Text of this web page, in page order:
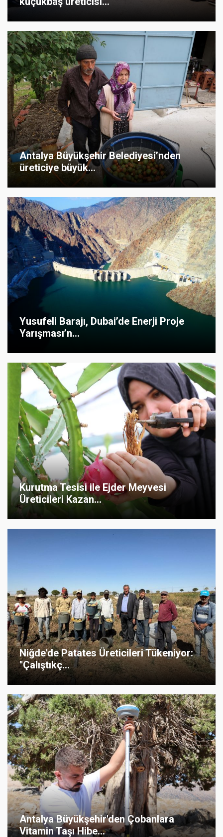
Antalya Büyükşehir Belediyesi’nden
üreticiye büyük...
Yusufeli Barajı, Dubai’de Enerji Proje
Yarışması’n...
Kurutma Tesisi ile Ejder Meyvesi
Üreticileri Kazan...
Niğde'de Patates Üreticileri Tükeniyor:
"Çalıştıkç...
Antalya Büyükşehir'den Çobanlara
Vitamin Taşı Hibe...